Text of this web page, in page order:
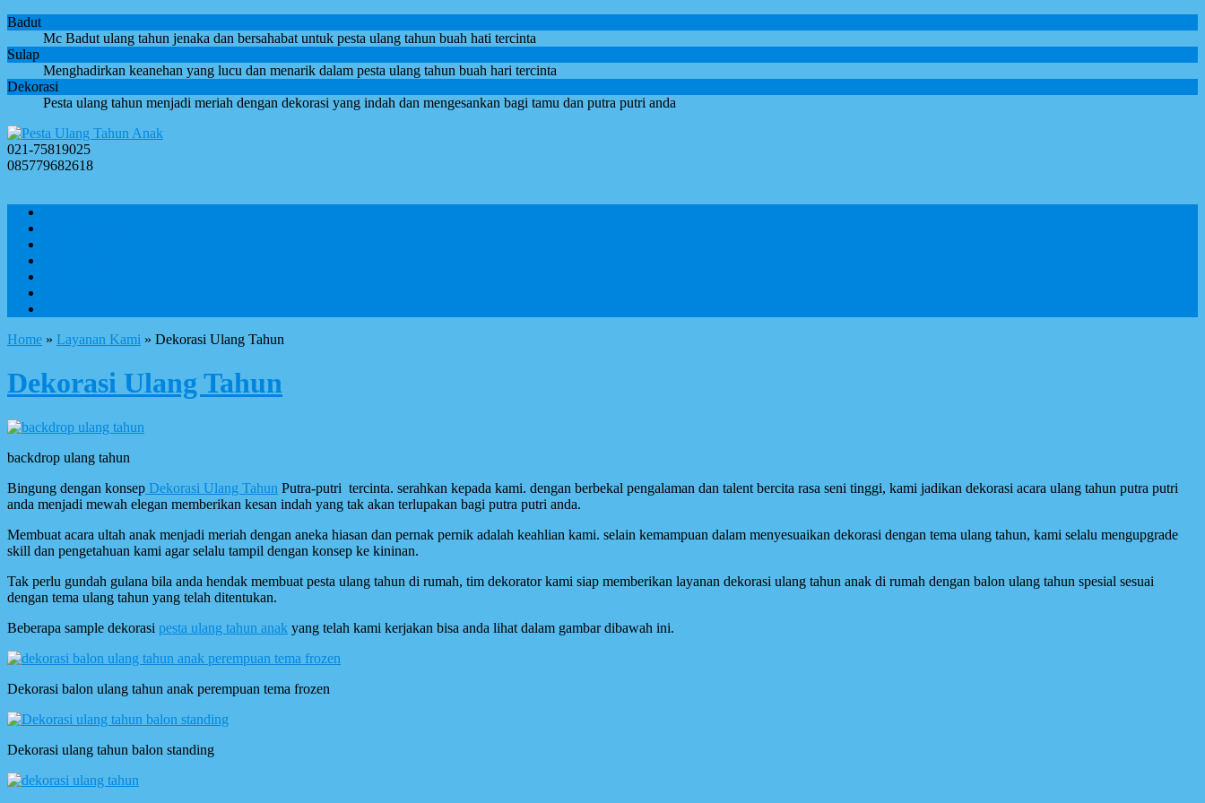
Badut
Mc Badut ulang tahun jenaka dan bersahabat untuk pesta ulang tahun buah hati tercinta
Sulap
Menghadirkan keanehan yang lucu dan menarik dalam pesta ulang tahun buah hari tercinta
Dekorasi
Pesta ulang tahun menjadi meriah dengan dekorasi yang indah dan mengesankan bagi tamu dan putra putri anda
021-75819025
085779682618
Home » Layanan Kami » Dekorasi Ulang Tahun
Dekorasi Ulang Tahun
backdrop ulang tahun
Bingung dengan konsep Dekorasi Ulang Tahun Putra-putri tercinta. serahkan kepada kami. dengan berbekal pengalaman dan talent bercita rasa seni tinggi, kami jadikan dekorasi acara ulang tahun putra putri
anda menjadi mewah elegan memberikan kesan indah yang tak akan terlupakan bagi putra putri anda.
Membuat acara ultah anak menjadi meriah dengan aneka hiasan dan pernak pernik adalah keahlian kami. selain kemampuan dalam menyesuaikan dekorasi dengan tema ulang tahun, kami selalu mengupgrade
skill dan pengetahuan kami agar selalu tampil dengan konsep ke kininan.
Tak perlu gundah gulana bila anda hendak membuat pesta ulang tahun di rumah, tim dekorator kami siap memberikan layanan dekorasi ulang tahun anak di rumah dengan balon ulang tahun spesial sesuai
dengan tema ulang tahun yang telah ditentukan.
Beberapa sample dekorasi pesta ulang tahun anak yang telah kami kerjakan bisa anda lihat dalam gambar dibawah ini.
Dekorasi balon ulang tahun anak perempuan tema frozen
Dekorasi ulang tahun balon standing